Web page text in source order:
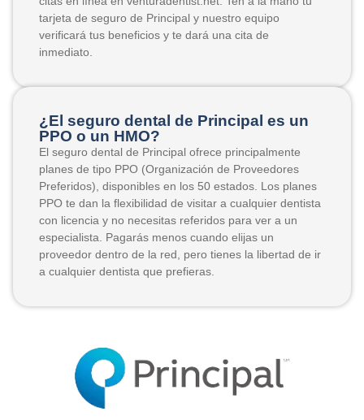
tarjeta de seguro de Principal y nuestro equipo
verificará tus beneficios y te dará una cita de
inmediato.
¿El seguro dental de Principal es un
PPO o un HMO?
El seguro dental de Principal ofrece principalmente
planes de tipo PPO (Organización de Proveedores
Preferidos), disponibles en los 50 estados. Los planes
PPO te dan la flexibilidad de visitar a cualquier dentista
con licencia y no necesitas referidos para ver a un
especialista. Pagarás menos cuando elijas un
proveedor dentro de la red, pero tienes la libertad de ir
a cualquier dentista que prefieras.